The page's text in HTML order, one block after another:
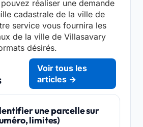
réaliser une demande
cadastrale de la ville de
service vous fournira les
de la ville de Villasavary
désirés.
Voir tous les
articles →
une parcelle sur
limites)